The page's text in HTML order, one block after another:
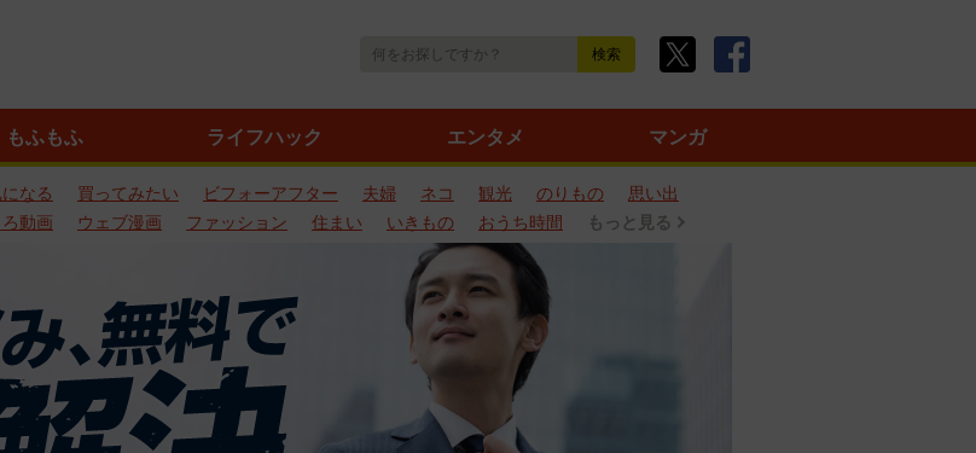
もふもふ ライフハック エンタメ マンガ
なる 買ってみたい ビフォーアフター 夫婦 ネコ 観光 のりもの
思い出
動画 ウェブ漫画 ファッション 住まい いきもの おうち時間 もっと見る